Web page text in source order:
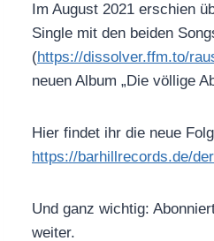
Im August 2021 erschien
Single mit den beiden
(https://dissolver.ffm.to/
neuen Album „Die völlige
Hier findet ihr die neue
https://barhillrecords.de/
Und ganz wichtig:
weiter.